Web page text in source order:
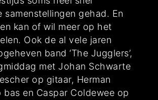
samenstellingen gehad. En
kan of wil meer op het
Ook de al vele jaren
band ‘The Jugglers’,
met Johan Schwarte
op gitaar, Herman
bas en Caspar Coldewee op